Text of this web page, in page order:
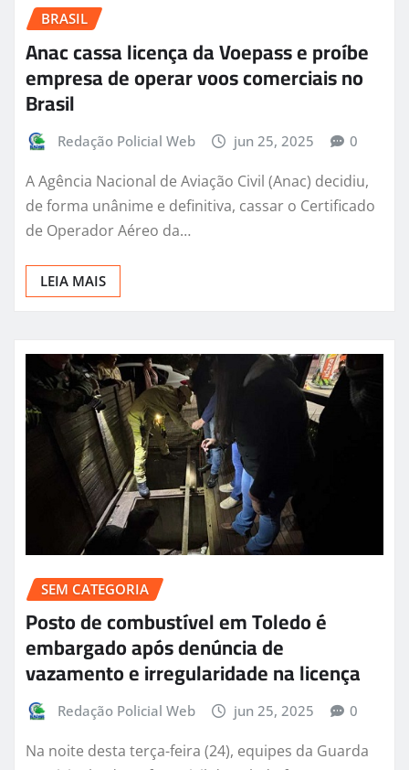
BRASIL
Anac cassa licença da Voepass e proíbe
empresa de operar voos comerciais no
Brasil
Redação Policial Web jun 25, 2025 0
A Agência Nacional de Aviação Civil (Anac) decidiu,
de forma unânime e definitiva, cassar o Certificado
de Operador Aéreo da…
LEIA MAIS
SEM CATEGORIA
Posto de combustível em Toledo é
embargado após denúncia de
vazamento e irregularidade na licença
Redação Policial Web jun 25, 2025 0
Na noite desta terça-feira (24), equipes da Guarda